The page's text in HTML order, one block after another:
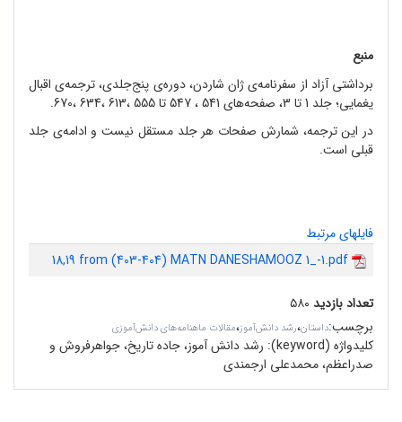
منبع
برداشتی آزاد از سفرنامه‌ی ژان شاردن، دوره‌ی پنج‌جلدی، ترجمه‌ی اقبال
یغمایی؛ جلد 1 تا 3، صفحه‌های 541 ، 547 تا 555 ،613 ،634 ،670.
در این ترجمه، شمارش صفحات هر جلد مستقل نیست و ادامه‌ی جلد
قبلی است.
فایلهای مرتبط
18,19 from (403-404) MATN DANESHAMOOZ 1_-1.pdf
تعداد بازدید ۵۸۰
برچسب:داستان،رشد دانش‌آموز،مقالات ماهنامه‌های دانش‌آموزی
کلیدواژه (keyword):
رشد دانش آموز، جاده تاریخ، جواهرفروش و
صدراعظم، محمدعلی ارجمندی